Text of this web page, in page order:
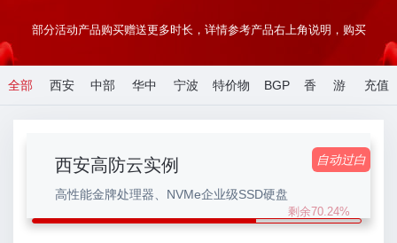
部分活动产品购买赠送更多时长，详情参考产品右上角说明，购买
全部 西安 中部 华中 宁波 特价物 BGP 香 游
盾
充值
西安高防云实例
高性能金牌处理器、NVMe企业级SSD硬盘
自动过白
剩余70.24%